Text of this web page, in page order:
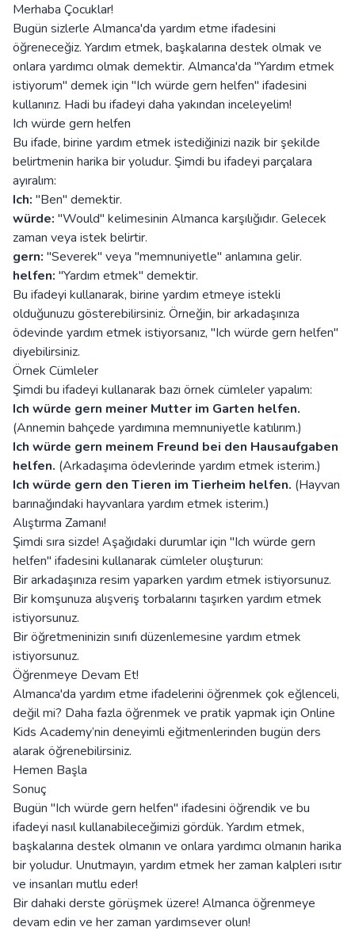
Merhaba Çocuklar!
Bugün sizlerle Almanca'da yardım etme ifadesini
öğreneceğiz. Yardım etmek, başkalarına destek olmak ve
onlara yardımcı olmak demektir. Almanca'da "Yardım etmek
istiyorum" demek için "Ich würde gern helfen" ifadesini
kullanırız. Hadi bu ifadeyi daha yakından inceleyelim!
Ich würde gern helfen
Bu ifade, birine yardım etmek istediğinizi nazik bir şekilde
belirtmenin harika bir yoludur. Şimdi bu ifadeyi parçalara
ayıralım:
Ich: "Ben" demektir.
würde: "Would" kelimesinin Almanca karşılığıdır. Gelecek
zaman veya istek belirtir.
gern: "Severek" veya "memnuniyetle" anlamına gelir.
helfen: "Yardım etmek" demektir.
Bu ifadeyi kullanarak, birine yardım etmeye istekli
olduğunuzu gösterebilirsiniz. Örneğin, bir arkadaşınıza
ödevinde yardım etmek istiyorsanız, "Ich würde gern helfen"
diyebilirsiniz.
Örnek Cümleler
Şimdi bu ifadeyi kullanarak bazı örnek cümleler yapalım:
Ich würde gern meiner Mutter im Garten helfen.
(Annemin bahçede yardımına memnuniyetle katılırım.)
Ich würde gern meinem Freund bei den Hausaufgaben
helfen. (Arkadaşıma ödevlerinde yardım etmek isterim.)
Ich würde gern den Tieren im Tierheim helfen. (Hayvan
barınağındaki hayvanlara yardım etmek isterim.)
Alıştırma Zamanı!
Şimdi sıra sizde! Aşağıdaki durumlar için "Ich würde gern
helfen" ifadesini kullanarak cümleler oluşturun:
Bir arkadaşınıza resim yaparken yardım etmek istiyorsunuz.
Bir komşunuza alışveriş torbalarını taşırken yardım etmek
istiyorsunuz.
Bir öğretmeninizin sınıfı düzenlemesine yardım etmek
istiyorsunuz.
Öğrenmeye Devam Et!
Almanca'da yardım etme ifadelerini öğrenmek çok eğlenceli,
değil mi? Daha fazla öğrenmek ve pratik yapmak için Online
Kids Academy’nin deneyimli eğitmenlerinden bugün ders
alarak öğrenebilirsiniz.
Hemen Başla
Sonuç
Bugün "Ich würde gern helfen" ifadesini öğrendik ve bu
ifadeyi nasıl kullanabileceğimizi gördük. Yardım etmek,
başkalarına destek olmanın ve onlara yardımcı olmanın harika
bir yoludur. Unutmayın, yardım etmek her zaman kalpleri ısıtır
ve insanları mutlu eder!
Bir dahaki derste görüşmek üzere! Almanca öğrenmeye
devam edin ve her zaman yardımsever olun!